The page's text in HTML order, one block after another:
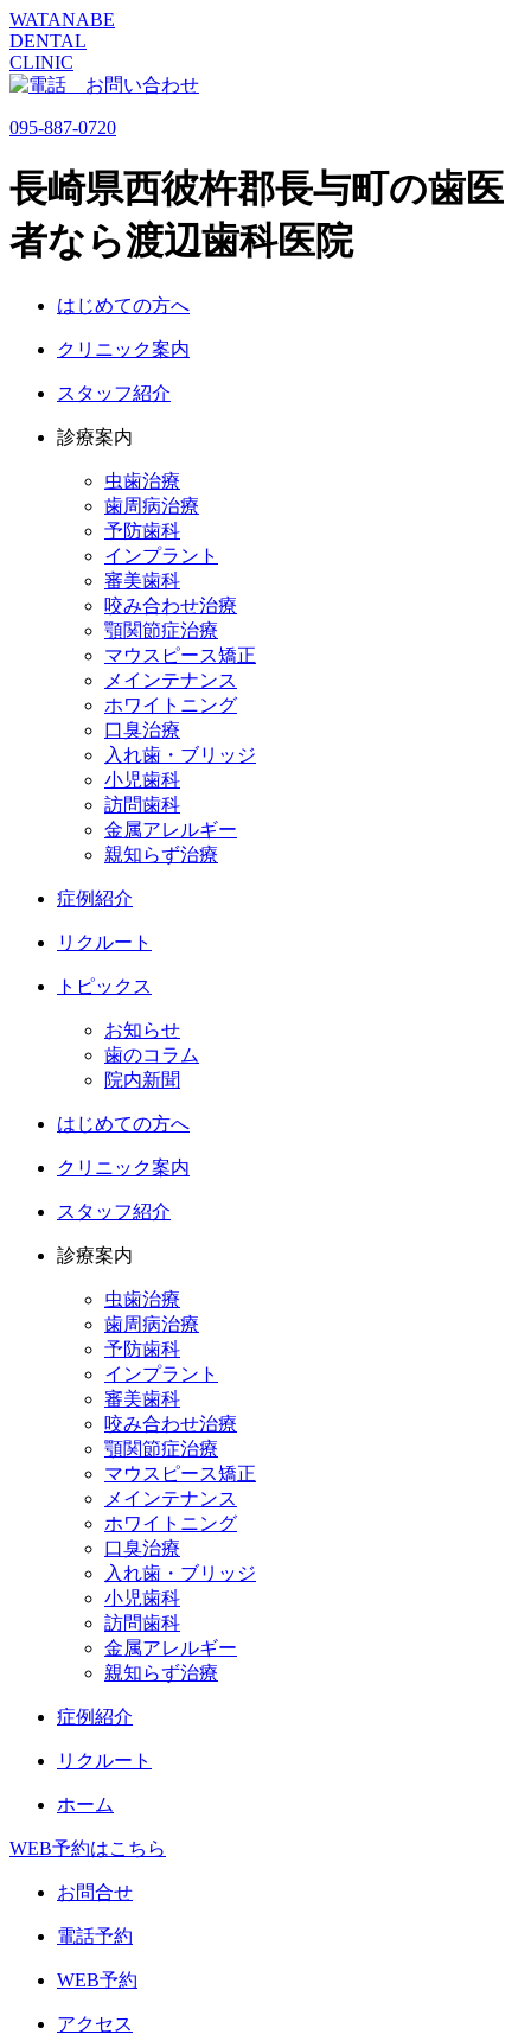
WATANABE
DENTAL
CLINIC
095-887-0720
長崎県西彼杵郡長与町の歯医
者なら渡辺歯科医院
はじめての方へ
クリニック案内
スタッフ紹介
診療案内
虫歯治療
歯周病治療
予防歯科
インプラント
審美歯科
咬み合わせ治療
顎関節症治療
マウスピース矯正
メインテナンス
ホワイトニング
口臭治療
入れ歯・ブリッジ
小児歯科
訪問歯科
金属アレルギー
親知らず治療
症例紹介
リクルート
トピックス
お知らせ
歯のコラム
院内新聞
はじめての方へ
クリニック案内
スタッフ紹介
診療案内
虫歯治療
歯周病治療
予防歯科
インプラント
審美歯科
咬み合わせ治療
顎関節症治療
マウスピース矯正
メインテナンス
ホワイトニング
口臭治療
入れ歯・ブリッジ
小児歯科
訪問歯科
金属アレルギー
親知らず治療
症例紹介
リクルート
ホーム
WEB予約はこちら
お問合せ
電話予約
WEB予約
アクセス